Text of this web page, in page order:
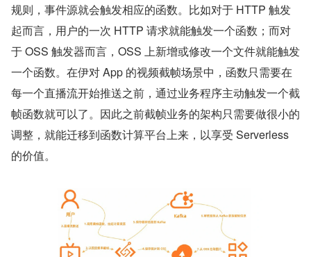
规则，事件源就会触发相应的函数。比如对于 HTTP 触发
起而言，用户的一次 HTTP 请求就能触发一个函数；而对
于 OSS 触发器而言，OSS 上新增或修改一个文件就能触发
一个函数。在伊对 App 的视频截帧场景中，函数只需要在
每一个直播流开始推送之前，通过业务程序主动触发一个截
帧函数就可以了。因此之前截帧业务的架构只需要做很小的
调整，就能迁移到函数计算平台上来，以享受 Serverless
的价值。